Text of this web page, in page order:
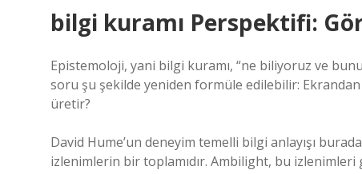
bilgi kuramı Perspektifi:
Epistemoloji, yani bilgi kuramı, “ne biliyoruz ve
soru şu şekilde yeniden formüle edilebilir:
üretir?
David Hume’un deneyim temelli bilgi anlayışı
izlenimlerin bir toplamıdır. Ambilight, bu izlenimleri